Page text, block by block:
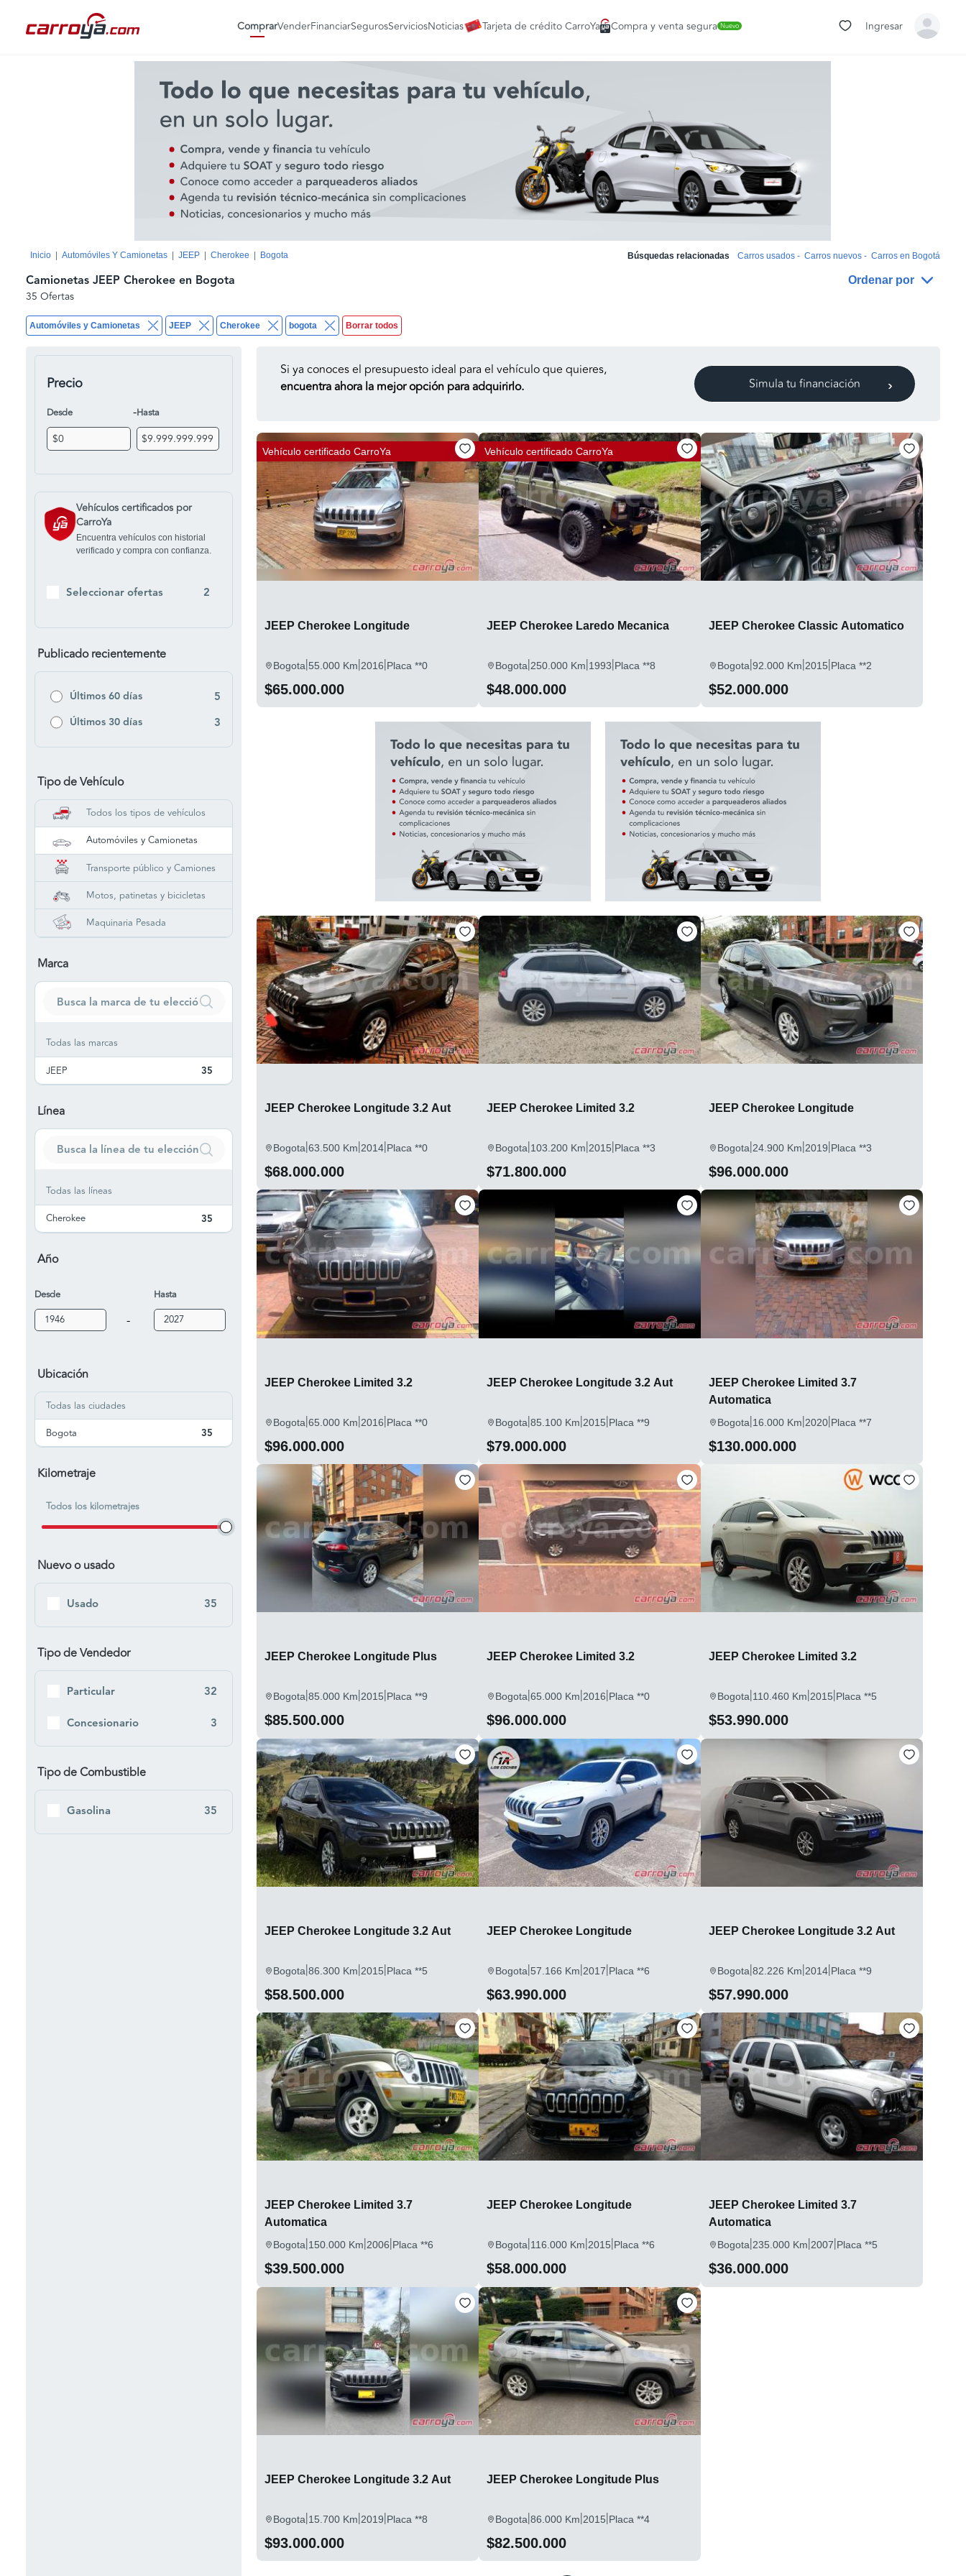
ComprarVenderFinanciarSegurosServiciosNoticias Tarjeta de crédito CarroYa Compra y venta segura Nuevo Ingresar
Inicio Automóviles Y Camionetas JEEP Cherokee Bogota Búsquedas relacionadas Carros usados - Carros nuevos - Carros en Bogotá
Automóviles y Camionetas JEEP Cherokee bogota Borrar todos
Camionetas JEEP Cherokee en Bogota Ordenar por
35 Ofertas
Precio
Desde -Hasta
Vehículos certificados por
CarroYa
Encuentra vehículos con historial
verificado y compra con confianza.
Seleccionar ofertas 2
Publicado recientemente
Últimos 60 días 5
Últimos 30 días 3
Tipo de Vehículo
Todos los tipos de vehículos
Automóviles y Camionetas
Transporte público y Camiones
Motos, patinetas y bicicletas
Maquinaria Pesada
Marca
Todas las marcas
JEEP
35
Línea
Todas las líneas
Cherokee
35
Año
Desde
-
Hasta
Ubicación
Todas las ciudades
Bogota
35
Kilometraje
Todos los kilometrajes
Nuevo o usado
Usado 35
Tipo de Vendedor
Particular 32
Concesionario 3
Tipo de Combustible
Gasolina 35
Si ya conoces el presupuesto ideal para el vehículo que quieres,
encuentra ahora la mejor opción para adquirirlo.
Simula tu financiación
Vehículo certificadoCarroYa
JEEP Cherokee Longitude
Bogota|55.000 Km|2016|Placa **0
$65.000.000
Vehículo certificadoCarroYa
JEEP Cherokee Laredo Mecanica
Bogota|250.000 Km|1993|Placa **8
$48.000.000
JEEP Cherokee Classic Automatico
Bogota|92.000 Km|2015|Placa **2
$52.000.000
JEEP Cherokee Longitude 3.2 Aut
Bogota|63.500 Km|2014|Placa **0
$68.000.000
JEEP Cherokee Limited 3.2
Bogota|103.200 Km|2015|Placa **3
$71.800.000
JEEP Cherokee Longitude
Bogota|24.900 Km|2019|Placa **3
$96.000.000
JEEP Cherokee Limited 3.2
Bogota|65.000 Km|2016|Placa **0
$96.000.000
JEEP Cherokee Longitude 3.2 Aut
Bogota|85.100 Km|2015|Placa **9
$79.000.000
JEEP Cherokee Limited 3.7
Automatica
Bogota|16.000 Km|2020|Placa **7
$130.000.000
JEEP Cherokee Longitude Plus
Bogota|85.000 Km|2015|Placa **9
$85.500.000
JEEP Cherokee Limited 3.2
Bogota|65.000 Km|2016|Placa **0
$96.000.000
JEEP Cherokee Limited 3.2
Bogota|110.460 Km|2015|Placa **5
$53.990.000
JEEP Cherokee Longitude 3.2 Aut
Bogota|86.300 Km|2015|Placa **5
$58.500.000
JEEP Cherokee Longitude
Bogota|57.166 Km|2017|Placa **6
$63.990.000
JEEP Cherokee Longitude 3.2 Aut
Bogota|82.226 Km|2014|Placa **9
$57.990.000
JEEP Cherokee Limited 3.7
Automatica
Bogota|150.000 Km|2006|Placa **6
$39.500.000
JEEP Cherokee Longitude
Bogota|116.000 Km|2015|Placa **6
$58.000.000
JEEP Cherokee Limited 3.7
Automatica
Bogota|235.000 Km|2007|Placa **5
$36.000.000
JEEP Cherokee Longitude 3.2 Aut
Bogota|15.700 Km|2019|Placa **8
$93.000.000
JEEP Cherokee Longitude Plus
Bogota|86.000 Km|2015|Placa **4
$82.500.000